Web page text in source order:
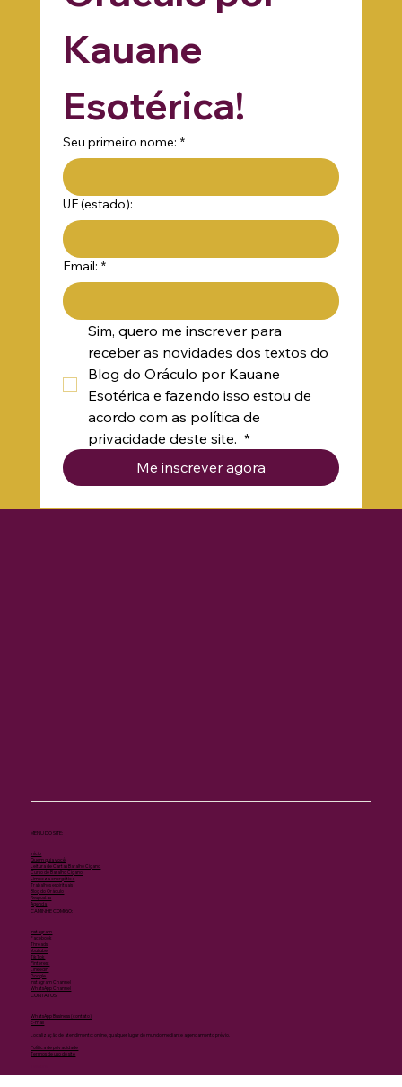
Oráculo por
Kauane
Esotérica!
Seu primeiro nome:
UF (estado):
Email:
Sim, quero me inscrever para
receber as novidades dos textos do
Blog do Oráculo por Kauane
Esotérica e fazendo isso estou de
acordo com as política de
privacidade deste site. *
MENU DO SITE:
Início
Quem guia você
Leitura de Cartas Baralho Cigano
Curso de Baralho Cigano
Limpeza energética
Respostas
Agenda
CAMINHE COMIGO:
Instagram
Facebook
Threads
Youtube
TikTok
Pinterest
Instagram Channel
WhatsApp Channel
CONTATOS:
WhatsApp Business (contato)
E-mail